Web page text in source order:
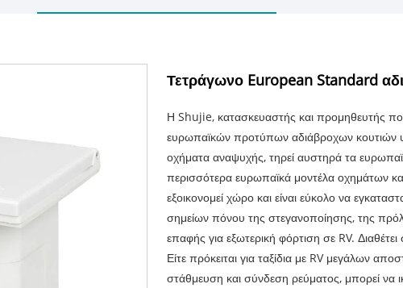
Τετράγωνο European Standard
Η Shujie, κατασκευαστής και προμηθευτής
ευρωπαϊκών προτύπων αδιάβροχων κουτιών
οχήματα αναψυχής, τηρεί αυστηρά τα
περισσότερα ευρωπαϊκά μοντέλα οχημάτων
εξοικονομεί χώρο και είναι εύκολο να
σημείων πόνου της στεγανοποίησης, της
επαφής για εξωτερική φόρτιση σε RV.
Είτε πρόκειται για ταξίδια με RV μεγάλων
στάθμευση και σύνδεση ρεύματος, μπορεί να